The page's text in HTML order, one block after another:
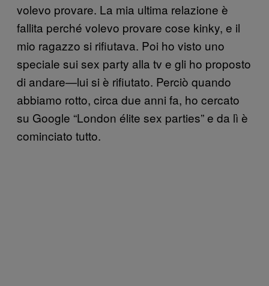
volevo provare. La mia ultima relazione è
fallita perché volevo provare cose kinky, e il
mio ragazzo si rifiutava. Poi ho visto uno
speciale sui sex party alla tv e gli ho proposto
di andare—lui si è rifiutato. Perciò quando
abbiamo rotto, circa due anni fa, ho cercato
su Google “London élite sex parties” e da lì è
cominciato tutto.